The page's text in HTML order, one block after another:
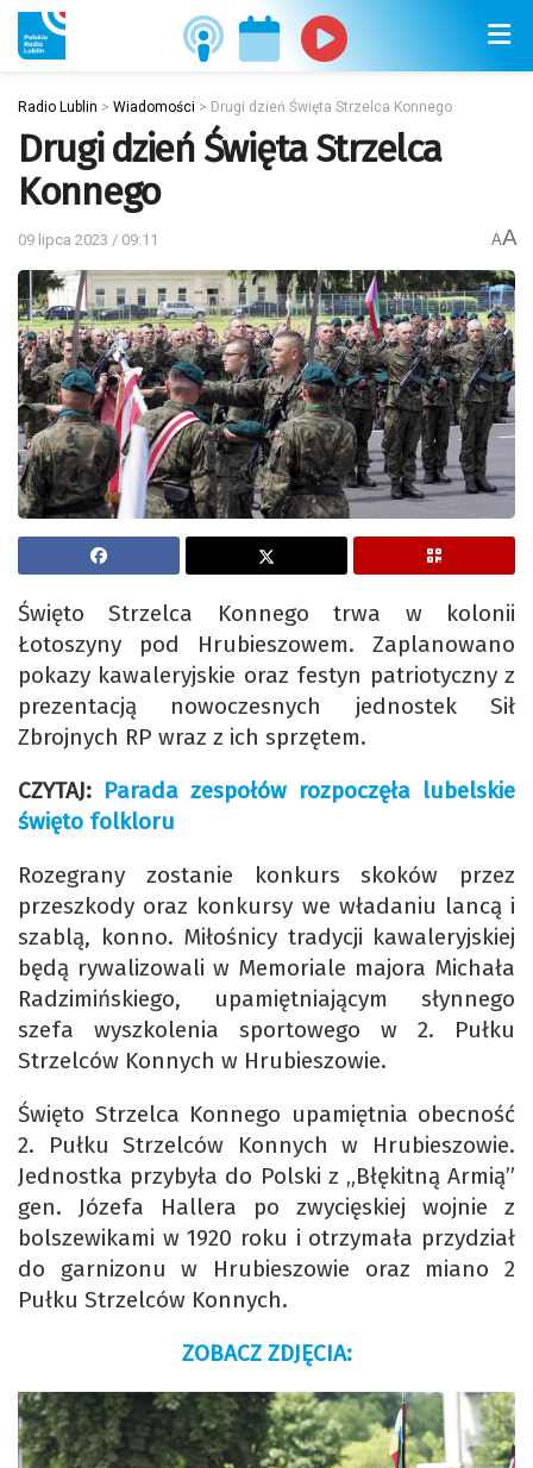
Radio Lublin > Wiadomości > Drugi dzień Święta Strzelca Konnego
Drugi dzień Święta Strzelca
Konnego
09 lipca 2023 / 09:11 AA
Święto Strzelca Konnego trwa w kolonii
Łotoszyny pod Hrubieszowem. Zaplanowano
pokazy kawaleryjskie oraz festyn patriotyczny z
prezentacją nowoczesnych jednostek Sił
Zbrojnych RP wraz z ich sprzętem.
CZYTAJ: Parada zespołów rozpoczęła lubelskie
święto folkloru
Rozegrany zostanie konkurs skoków przez
przeszkody oraz konkursy we władaniu lancą i
szablą, konno. Miłośnicy tradycji kawaleryjskiej
będą rywalizowali w Memoriale majora Michała
Radzimińskiego, upamiętniającym słynnego
szefa wyszkolenia sportowego w 2. Pułku
Strzelców Konnych w Hrubieszowie.
Święto Strzelca Konnego upamiętnia obecność
2. Pułku Strzelców Konnych w Hrubieszowie.
Jednostka przybyła do Polski z „Błękitną Armią”
gen. Józefa Hallera po zwycięskiej wojnie z
bolszewikami w 1920 roku i otrzymała przydział
do garnizonu w Hrubieszowie oraz miano 2
Pułku Strzelców Konnych.
ZOBACZ ZDJĘCIA: